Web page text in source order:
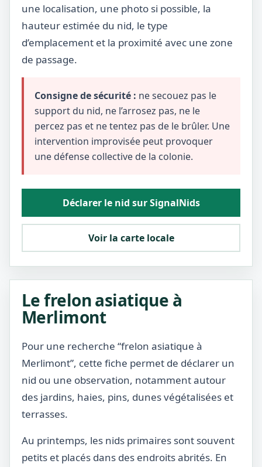
une localisation, une photo si possible, la
hauteur estimée du nid, le type
d’emplacement et la proximité avec une zone
de passage.
Consigne de sécurité : ne secouez pas le
support du nid, ne l’arrosez pas, ne le
percez pas et ne tentez pas de le brûler. Une
intervention improvisée peut provoquer
une défense collective de la colonie.
Déclarer le nid sur SignalNids
Voir la carte locale
Le frelon asiatique à
Merlimont
Pour une recherche “frelon asiatique à
Merlimont”, cette fiche permet de déclarer un
nid ou une observation, notamment autour
des jardins, haies, pins, dunes végétalisées et
terrasses.
Au printemps, les nids primaires sont souvent
petits et placés dans des endroits abrités. En